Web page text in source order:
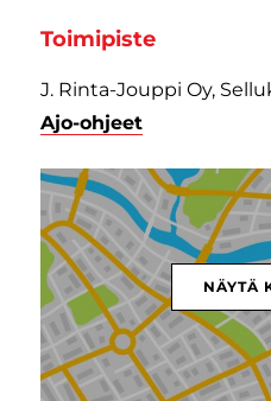
Toimipiste
J. Rinta-Jouppi Oy,
Ajo-ohjeet
NÄYTÄ